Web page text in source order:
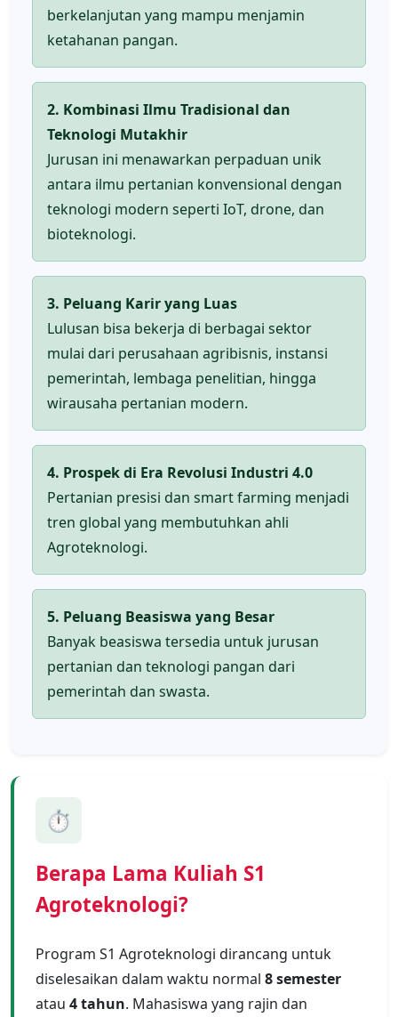
berkelanjutan yang mampu menjamin
ketahanan pangan.
2. Kombinasi Ilmu Tradisional dan
Teknologi Mutakhir
Jurusan ini menawarkan perpaduan unik
antara ilmu pertanian konvensional dengan
teknologi modern seperti IoT, drone, dan
bioteknologi.
3. Peluang Karir yang Luas
Lulusan bisa bekerja di berbagai sektor
mulai dari perusahaan agribisnis, instansi
pemerintah, lembaga penelitian, hingga
wirausaha pertanian modern.
4. Prospek di Era Revolusi Industri 4.0
Pertanian presisi dan smart farming menjadi
tren global yang membutuhkan ahli
Agroteknologi.
5. Peluang Beasiswa yang Besar
Banyak beasiswa tersedia untuk jurusan
pertanian dan teknologi pangan dari
pemerintah dan swasta.
⏱️
Berapa Lama Kuliah S1
Agroteknologi?
Program S1 Agroteknologi dirancang untuk
diselesaikan dalam waktu normal 8 semester
atau 4 tahun. Mahasiswa yang rajin dan